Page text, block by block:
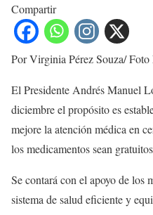
Compartir
Por Virginia Pérez Souza/
El Presidente Andrés Manuel
diciembre el propósito es
mejore la atención médica en
los medicamentos sean gratuitos
Se contará con el apoyo de los
sistema de salud eficiente y